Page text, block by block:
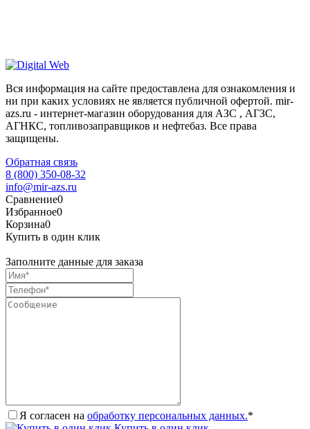
Вся информация на сайте предоставлена для ознакомления и
ни при каких условиях не является публичной офертой. mir-
azs.ru - интернет-магазин оборудования для АЗС , АГЗС,
АГНКС, топливозаправщиков и нефтебаз. Все права
защищены.
Обратная связь
8 (800) 350-08-32
info@mir-azs.ru
Сравнение0
Избранное0
Корзина0
Купить в один клик
Заполните данные для заказа
Я согласен на обработку персональных данных.*